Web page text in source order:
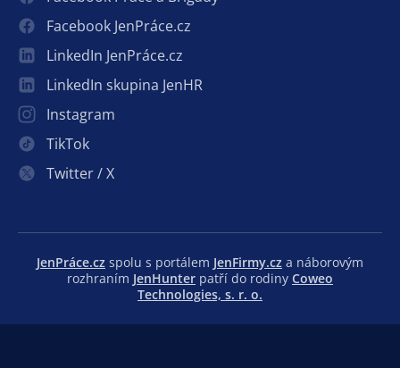
Facebook JenPráce.cz
LinkedIn JenPráce.cz
LinkedIn skupina JenHR
Instagram
TikTok
Twitter / X
JenPráce.cz spolu s portálem JenFirmy.cz a náborovým
rozhraním JenHunter patří do rodiny Coweo
Technologies, s. r. o.